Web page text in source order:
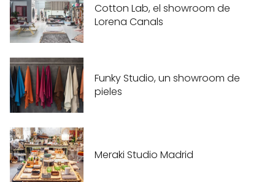
Cotton Lab, el showroom de
Lorena Canals
Funky Studio, un showroom de
pieles
Meraki Studio Madrid